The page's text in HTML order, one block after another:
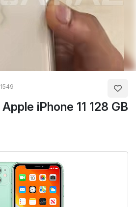
Apple iPhone 11 128 GB
1549